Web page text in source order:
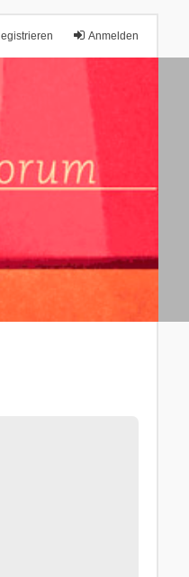
Anmelden